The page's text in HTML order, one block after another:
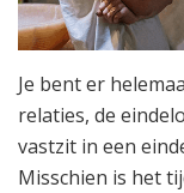
Je bent er
relaties, de
vastzit in een
Misschien is het